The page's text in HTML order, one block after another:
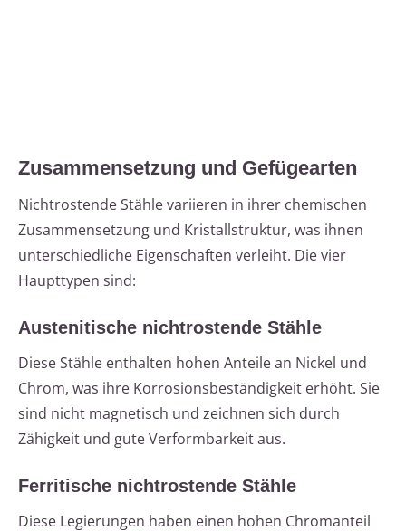
Zusammensetzung und Gefügearten
Nichtrostende Stähle variieren in ihrer chemischen
Zusammensetzung und Kristallstruktur, was ihnen
unterschiedliche Eigenschaften verleiht. Die vier
Haupttypen sind:
Austenitische nichtrostende Stähle
Diese Stähle enthalten hohen Anteile an Nickel und
Chrom, was ihre Korrosionsbeständigkeit erhöht. Sie
sind nicht magnetisch und zeichnen sich durch
Zähigkeit und gute Verformbarkeit aus.
Ferritische nichtrostende Stähle
Diese Legierungen haben einen hohen Chromanteil